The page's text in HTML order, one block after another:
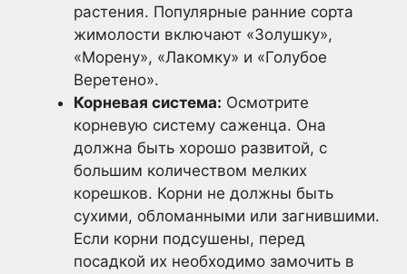
растения. Популярные ранние сорта
жимолости включают «Золушку»,
«Морену», «Лакомку» и «Голубое
Веретено».
Корневая система: Осмотрите
корневую систему саженца. Она
должна быть хорошо развитой, с
большим количеством мелких
корешков. Корни не должны быть
сухими, обломанными или загнившими.
Если корни подсушены, перед
посадкой их необходимо замочить в